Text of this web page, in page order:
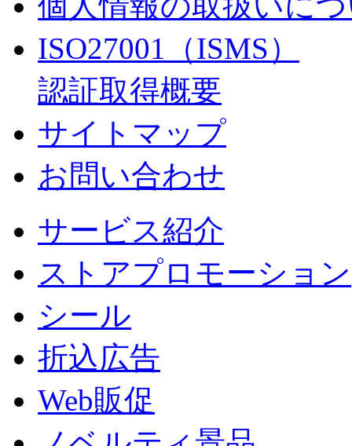
ISO27001（ISMS）
認証取得概要
サイトマップ
お問い合わせ
サービス紹介
ストアプロモーション
シール
折込広告
Web販促